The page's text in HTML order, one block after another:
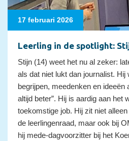
17 februari 2026
Leerling in de spotlight:
Stijn (14) weet het nu al zeker:
als dat niet lukt dan journalist. Hij
begrijpen, meedenken en ideeën
altijd beter”. Hij is aardig aan het
toekomstige job. Hij zit niet
de leerlingenraad, maar ook bij
hij mede-dagvoorzitter bij het